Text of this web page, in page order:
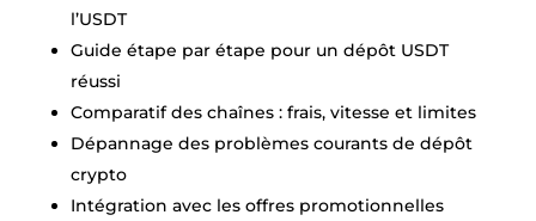
l’USDT
Guide étape par étape pour un dépôt USDT
réussi
Comparatif des chaînes : frais, vitesse et limites
Dépannage des problèmes courants de dépôt
crypto
Intégration avec les offres promotionnelles